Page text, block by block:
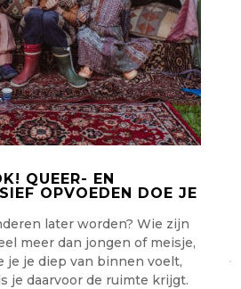
QUEER- EN
OPVOEDEN DOE JE
later worden? Wie zijn
meer dan jongen of meisje,
je je diep van binnen voelt,
je daarvoor de ruimte krijgt.